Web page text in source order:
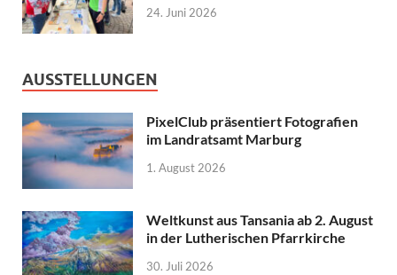
24. Juni 2026
AUSSTELLUNGEN
PixelClub präsentiert Fotografien
im Landratsamt Marburg
1. August 2026
Weltkunst aus Tansania ab 2. August
in der Lutherischen Pfarrkirche
30. Juli 2026